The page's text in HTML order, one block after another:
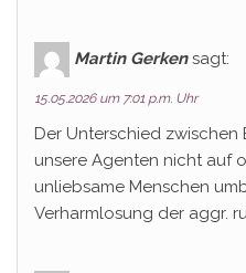
Martin Gerken sagt:
15.05.2026 um 7:01 p.m. Uhr
Der Unterschied zwischen
unsere Agenten nicht auf
unliebsame Menschen
Verharmlosung der aggr.